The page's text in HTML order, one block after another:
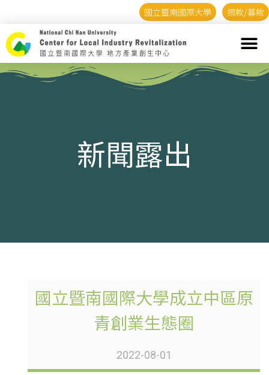
國立暨南國際大學 捐款/募款
新聞露出
國立暨南國際大學成立中區原
青創業生態圈
2022-08-01